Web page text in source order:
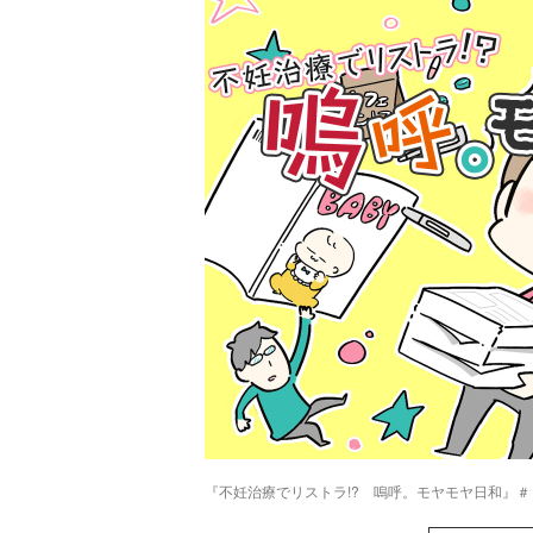
『不妊治療でリストラ!? 嗚呼。モヤモヤ日和』